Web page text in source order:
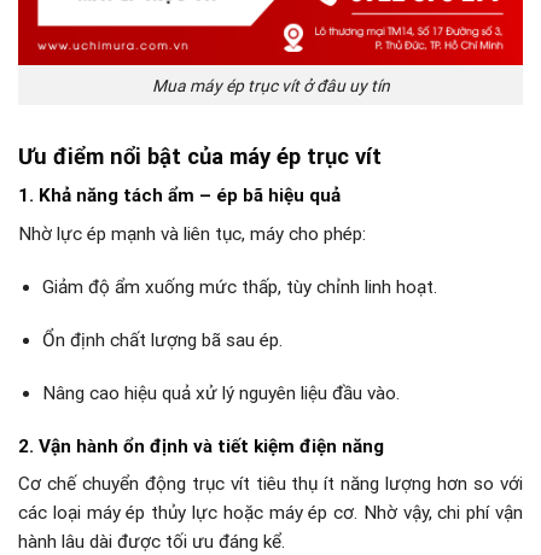
Mua máy ép trục vít ở đâu uy tín
Ưu điểm nổi bật của máy ép trục vít
1. Khả năng tách ẩm – ép bã hiệu quả
Nhờ lực ép mạnh và liên tục, máy cho phép:
Giảm độ ẩm xuống mức thấp, tùy chỉnh linh hoạt.
Ổn định chất lượng bã sau ép.
Nâng cao hiệu quả xử lý nguyên liệu đầu vào.
2. Vận hành ổn định và tiết kiệm điện năng
Cơ chế chuyển động trục vít tiêu thụ ít năng lượng hơn so với
các loại máy ép thủy lực hoặc máy ép cơ. Nhờ vậy, chi phí vận
hành lâu dài được tối ưu đáng kể.